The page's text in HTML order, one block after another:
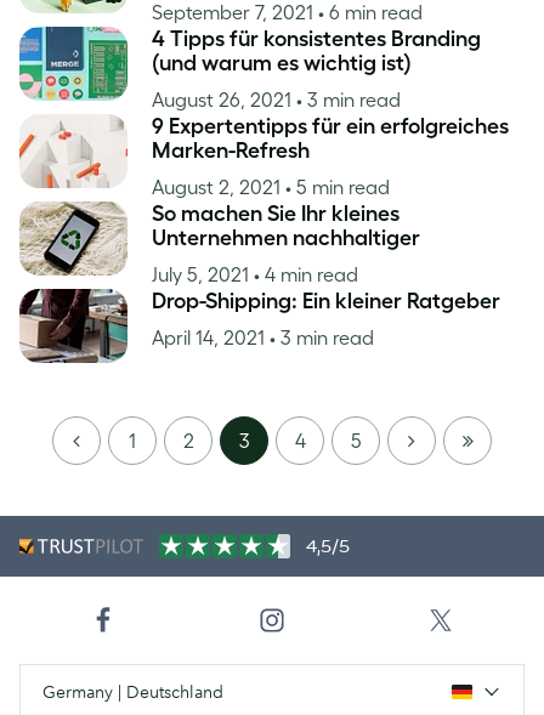
September 7, 2021 • 6 min read
4 Tipps für konsistentes Branding
(und warum es wichtig ist)
August 26, 2021 • 3 min read
9 Expertentipps für ein erfolgreiches
Marken-Refresh
August 2, 2021 • 5 min read
So machen Sie Ihr kleines
Unternehmen nachhaltiger
July 5, 2021 • 4 min read
Drop-Shipping: Ein kleiner Ratgeber
April 14, 2021 • 3 min read
PREVIOUS
1 2 3 4 5 NEXT
LAST
PAGE
4,5/5
Germany | Deutschland